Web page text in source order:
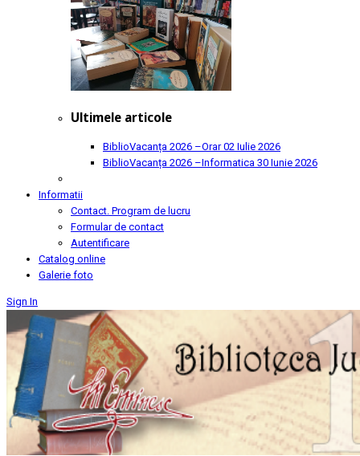
Ultimele articole
BiblioVacanța 2026 –Orar02 Iulie 2026
BiblioVacanța 2026 –Informatica 30 Iunie 2026
Informatii
Contact. Program de lucru
Formular de contact
Autentificare
Catalog online
Galerie foto
Sign In